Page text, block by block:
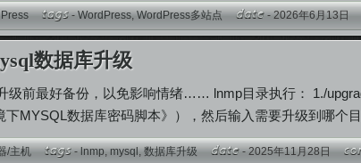
-WordPress,WordPress多站点 - 2026年6月13
数据库升级
级前最好备份，以免影响情绪…… lnmp目录执行： 1./
下MYSQL数据库密码脚本》），然后输入需要升级到哪个
/主机 -lnmp,mysql,数据库升级 - 2025年11月28日